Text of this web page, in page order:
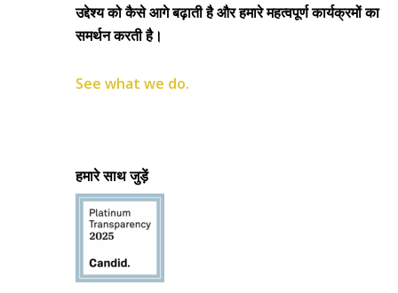
उद्देश्य को कैसे आगे बढ़ाती है और हमारे महत्वपूर्ण कार्यक्रमों का
समर्थन करती है।
See what we do.
हमारे साथ जुड़ें